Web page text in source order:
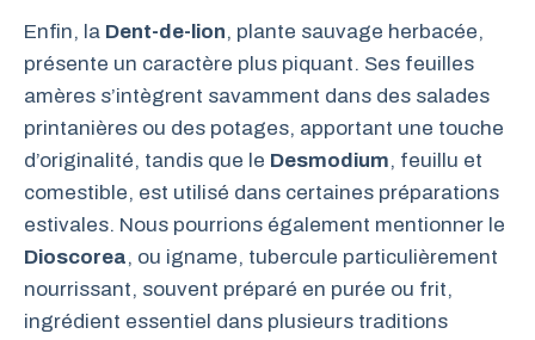
Enfin, la Dent-de-lion, plante sauvage herbacée,
présente un caractère plus piquant. Ses feuilles
amères s’intègrent savamment dans des salades
printanières ou des potages, apportant une touche
d’originalité, tandis que le Desmodium, feuillu et
comestible, est utilisé dans certaines préparations
estivales. Nous pourrions également mentionner le
Dioscorea, ou igname, tubercule particulièrement
nourrissant, souvent préparé en purée ou frit,
ingrédient essentiel dans plusieurs traditions